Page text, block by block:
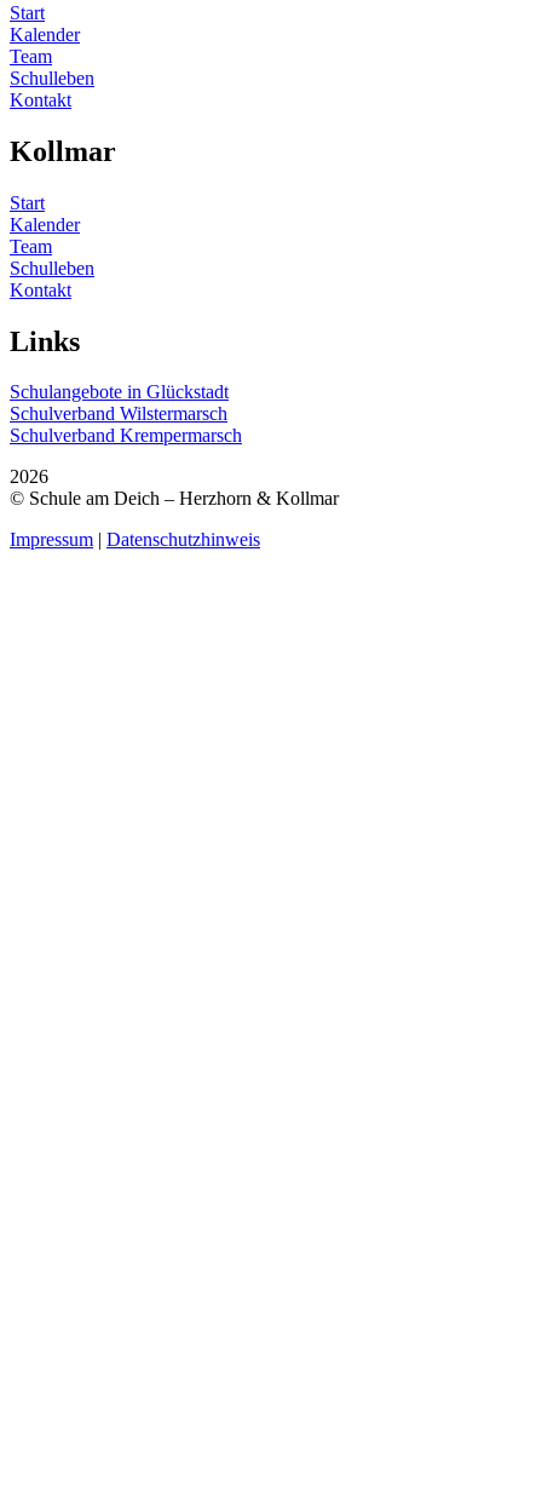
Start
Kalender
Team
Schulleben
Kontakt
Kollmar
Start
Kalender
Team
Schulleben
Kontakt
Links
Schulangebote in Glückstadt
Schulverband Wilstermarsch
Schulverband Krempermarsch
2026
© Schule am Deich – Herzhorn & Kollmar
Impressum | Datenschutzhinweis